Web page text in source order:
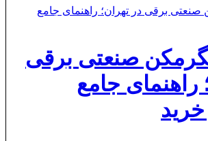
صنعتی برقی
راهنمای جامع
خرید